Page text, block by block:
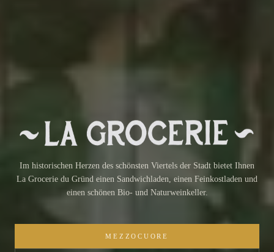
La Grocerie du Gründ — Sandwichladen, Feinkost &
Im historischen Herzen des schönsten Viertels der Stadt bietet Ihnen
La Grocerie du Gründ einen Sandwichladen, einen Feinkostladen und
einen schönen Bio- und Naturweinkeller.
MEZZOCUORE